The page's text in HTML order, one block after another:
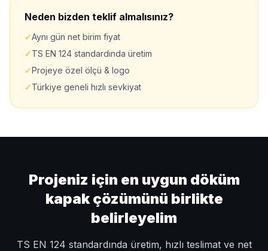
Neden bizden teklif almalısınız?
✓Aynı gün net birim fiyat
✓TS EN 124 standardında üretim
✓Projeye özel ölçü & logo
✓Türkiye geneli hızlı sevkiyat
Projeniz için en uygun döküm
kapak çözümünü birlikte
belirleyelim
TS EN 124 standardında üretim, hızlı teslimat ve net